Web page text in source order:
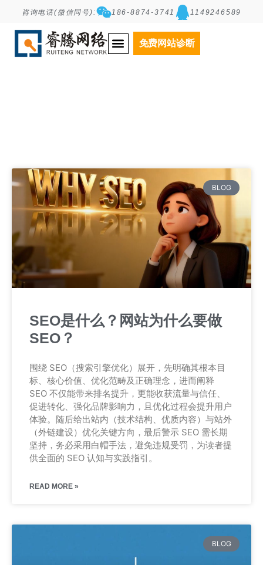
咨询电话(微信同号): 186-8874-3741 1149246589
免费网站诊断
Tag: SEO
BLOG
SEO是什么？网站为什么要做
SEO？
围绕 SEO（搜索引擎优化）展开，先明确其根本目
标、核心价值、优化范畴及正确理念，进而阐释
SEO 不仅能带来排名提升，更能收获流量与信任、
促进转化、强化品牌影响力，且优化过程会提升用户
体验。随后给出站内（技术结构、优质内容）与站外
（外链建设）优化关键方向，最后警示 SEO 需长期
坚持，务必采用白帽手法，避免违规受罚，为读者提
供全面的 SEO 认知与实践指引。
READ MORE »
BLOG